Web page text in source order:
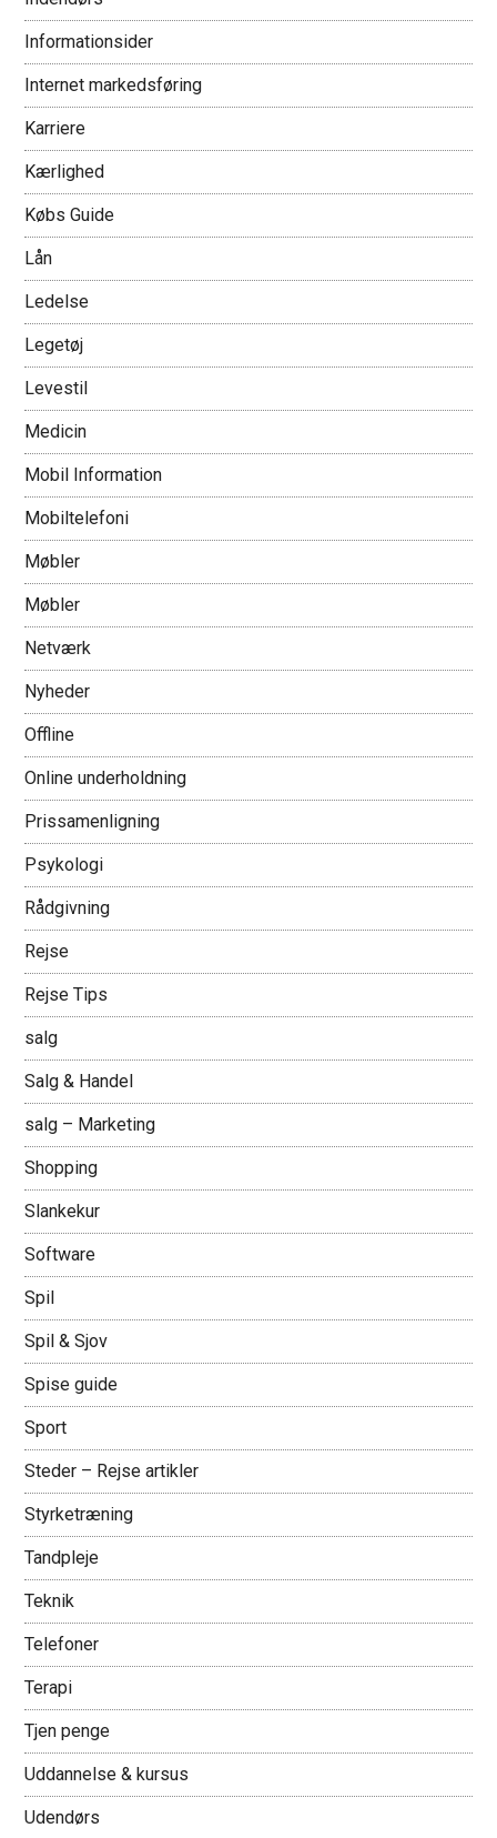
Informationsider
Internet markedsføring
Karriere
Kærlighed
Købs Guide
Lån
Ledelse
Legetøj
Levestil
Medicin
Mobil Information
Mobiltelefoni
Møbler
Møbler
Netværk
Nyheder
Offline
Online underholdning
Prissamenligning
Psykologi
Rådgivning
Rejse
Rejse Tips
salg
Salg & Handel
salg – Marketing
Shopping
Slankekur
Software
Spil
Spil & Sjov
Spise guide
Sport
Steder – Rejse artikler
Styrketræning
Tandpleje
Teknik
Telefoner
Terapi
Tjen penge
Uddannelse & kursus
Udendørs